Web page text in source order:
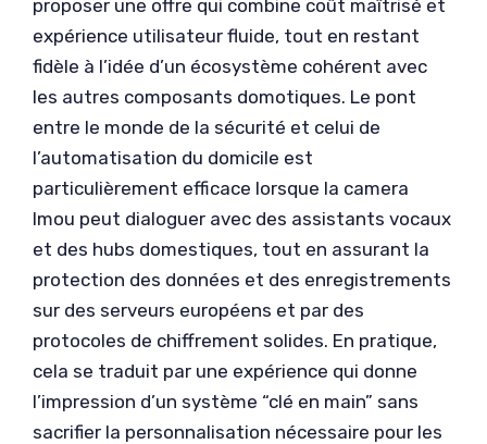
proposer une offre qui combine coût maîtrisé et
expérience utilisateur fluide, tout en restant
fidèle à l’idée d’un écosystème cohérent avec
les autres composants domotiques. Le pont
entre le monde de la sécurité et celui de
l’automatisation du domicile est
particulièrement efficace lorsque la camera
Imou peut dialoguer avec des assistants vocaux
et des hubs domestiques, tout en assurant la
protection des données et des enregistrements
sur des serveurs européens et par des
protocoles de chiffrement solides. En pratique,
cela se traduit par une expérience qui donne
l’impression d’un système “clé en main” sans
sacrifier la personnalisation nécessaire pour les